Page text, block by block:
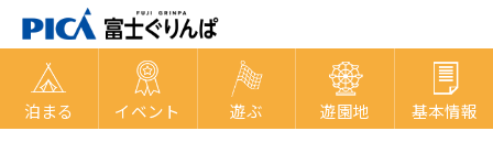
泊まる イベント 遊ぶ 遊園地 基本情報